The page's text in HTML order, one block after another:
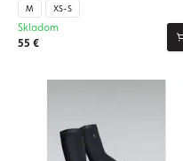
M XS-S
55 €
Skladom